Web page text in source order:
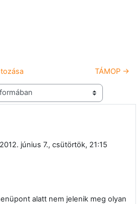
TÁMOP →
2012. június 7., csütörtök, 21:15
alatt nem jelenik meg olyan